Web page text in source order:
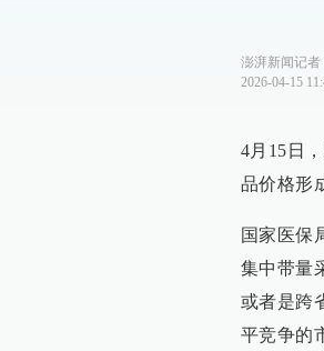
澎湃新闻记者
2026-04-15
4月15日
品价格形
国家医保
集中带量
或者是跨
平竞争的